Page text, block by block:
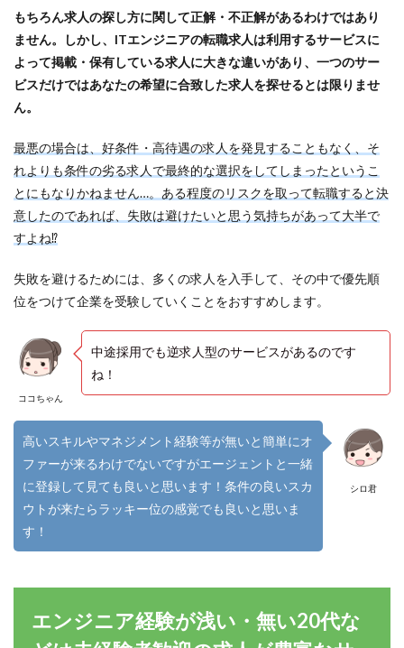
もちろん求人の探し方に関して正解・不正解があるわけではあり
ません。しかし、ITエンジニアの転職求人は利用するサービスに
よって掲載・保有している求人に大きな違いがあり、一つのサー
ビスだけではあなたの希望に合致した求人を探せるとは限りませ
ん。
最悪の場合は、好条件・高待遇の求人を発見することもなく、そ
れよりも条件の劣る求人で最終的な選択をしてしまったというこ
とにもなりかねません…。ある程度のリスクを取って転職すると決
意したのであれば、失敗は避けたいと思う気持ちがあって大半で
すよね⁉
失敗を避けるためには、多くの求人を入手して、その中で優先順
位をつけて企業を受験していくことをおすすめします。
ココちゃん
中途採用でも逆求人型のサービスがあるのです
ね！
シロ君
高いスキルやマネジメント経験等が無いと簡単にオ
ファーが来るわけでないですがエージェントと一緒
に登録して見ても良いと思います！条件の良いスカ
ウトが来たらラッキー位の感覚でも良いと思いま
す！
エンジニア経験が浅い・無い20代な